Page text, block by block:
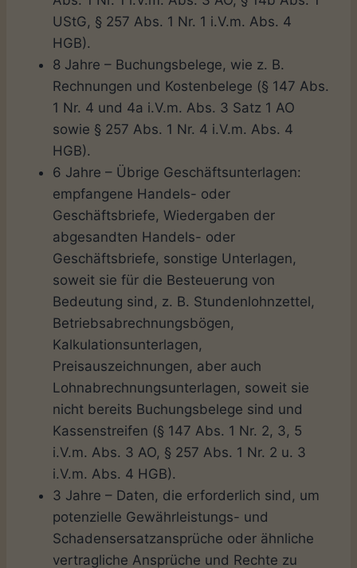
UStG, § 257 Abs. 1 Nr. 1 i.V.m. Abs. 4
HGB).
8 Jahre – Buchungsbelege, wie z. B.
Rechnungen und Kostenbelege (§ 147 Abs.
1 Nr. 4 und 4a i.V.m. Abs. 3 Satz 1 AO
sowie § 257 Abs. 1 Nr. 4 i.V.m. Abs. 4
HGB).
6 Jahre – Übrige Geschäftsunterlagen:
empfangene Handels- oder
Geschäftsbriefe, Wiedergaben der
abgesandten Handels- oder
Geschäftsbriefe, sonstige Unterlagen,
soweit sie für die Besteuerung von
Bedeutung sind, z. B. Stundenlohnzettel,
Betriebsabrechnungsbögen,
Kalkulationsunterlagen,
Preisauszeichnungen, aber auch
Lohnabrechnungsunterlagen, soweit sie
nicht bereits Buchungsbelege sind und
Kassenstreifen (§ 147 Abs. 1 Nr. 2, 3, 5
i.V.m. Abs. 3 AO, § 257 Abs. 1 Nr. 2 u. 3
i.V.m. Abs. 4 HGB).
3 Jahre – Daten, die erforderlich sind, um
potenzielle Gewährleistungs- und
Schadensersatzansprüche oder ähnliche
vertragliche Ansprüche und Rechte zu